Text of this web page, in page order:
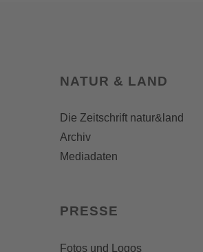
NATUR & LAND
Die Zeitschrift natur&land
Archiv
Mediadaten
PRESSE
Fotos und Logos